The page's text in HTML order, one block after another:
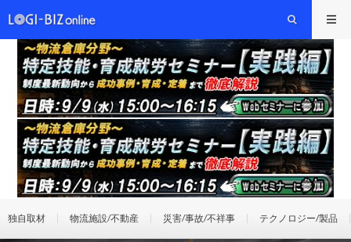
独自取材 物流施設/不動産 災害/事故/不祥事 テクノロジー/製品